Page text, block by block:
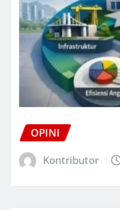
OPINI
Kontributor